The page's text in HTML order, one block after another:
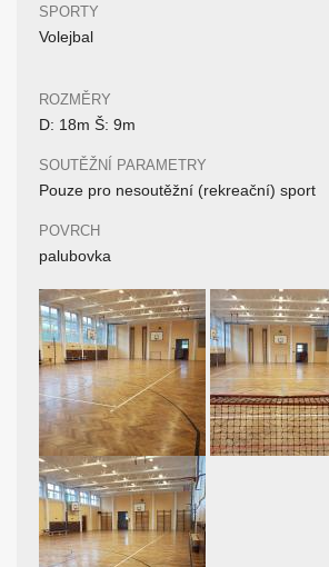
SPORTY
Volejbal
ROZMĚRY
D: 18m Š: 9m
SOUTĚŽNÍ PARAMETRY
Pouze pro nesoutěžní (rekreační) sport
POVRCH
palubovka